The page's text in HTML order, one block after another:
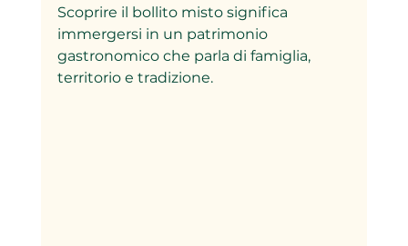
Scoprire il bollito misto significa
immergersi in un patrimonio
gastronomico che parla di famiglia,
territorio e tradizione.